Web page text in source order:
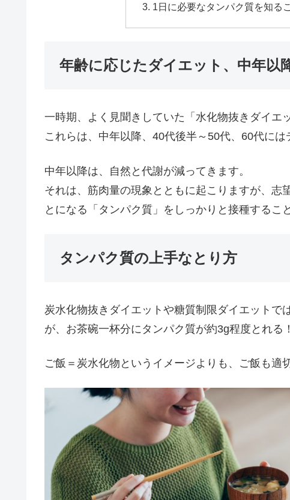
1日に必要なタンパク質を知る
年齢に応じたダイエット、中年以
一時期、よく見聞きしていた「水化物抜きダイエ
これらは、中年以降、40代後半～50代、60代には
中年以降は、自然と代謝が減ってきます。
それは、筋肉量の現象とともに起こりますが、志
とになる「タンパク質」をしっかりと接種するこ
タンパク質の上手なとり方
炭水化物抜きダイエットや糖質制限ダイエットで
が、お茶碗一杯分にタンパク質が約3g程度とれる！
ご飯＝炭水化物というイメージよりも、ご飯も適